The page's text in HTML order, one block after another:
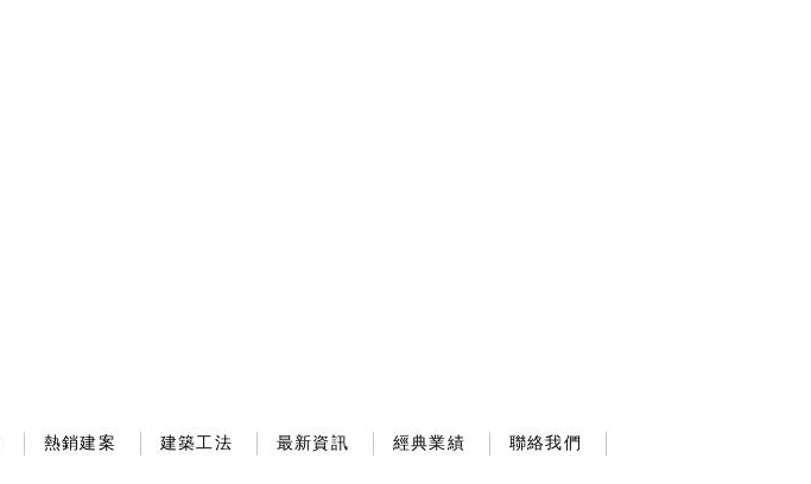
熱銷建案 建築工法 最新資訊 經典業績 聯絡我們